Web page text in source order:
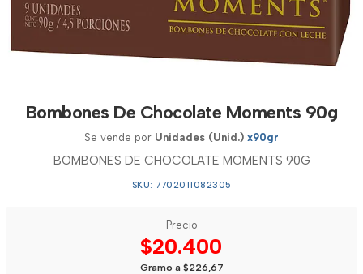
Bombones De Chocolate Moments 90g
Se vende por Unidades (Unid.) x90gr
BOMBONES DE CHOCOLATE MOMENTS 90G
SKU: 7702011082305
Precio
$20.400
Gramo a $226,67